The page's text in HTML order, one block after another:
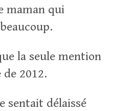
maman qui
la seule mention
2012.
sentait délaissé